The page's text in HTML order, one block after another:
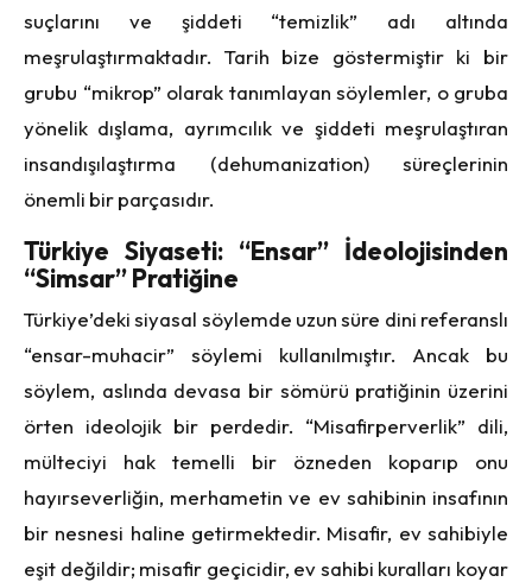
suçlarını ve şiddeti “temizlik” adı altında
meşrulaştırmaktadır. Tarih bize göstermiştir ki bir
grubu “mikrop” olarak tanımlayan söylemler, o gruba
yönelik dışlama, ayrımcılık ve şiddeti meşrulaştıran
insandışılaştırma (dehumanization) süreçlerinin
önemli bir parçasıdır.
Türkiye Siyaseti: “Ensar” İdeolojisinden
“Simsar” Pratiğine
Türkiye’deki siyasal söylemde uzun süre dini referanslı
“ensar-muhacir” söylemi kullanılmıştır. Ancak bu
söylem, aslında devasa bir sömürü pratiğinin üzerini
örten ideolojik bir perdedir. “Misafirperverlik” dili,
mülteciyi hak temelli bir özneden koparıp onu
hayırseverliğin, merhametin ve ev sahibinin insafının
bir nesnesi haline getirmektedir. Misafir, ev sahibiyle
eşit değildir; misafir geçicidir, ev sahibi kuralları koyar